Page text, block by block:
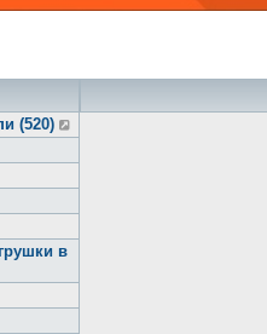
(520)
в